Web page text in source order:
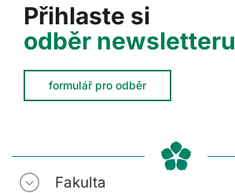
Přihlaste si
odběr newsletteru
formulář pro odběr
Fakulta